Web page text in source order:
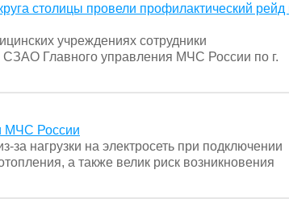
столицы провели профилактический рейд
учреждениях сотрудники
СЗАО Главного управления МЧС России по г.
МЧС России
нагрузки на электросеть при подключении
а также велик риск возникновения